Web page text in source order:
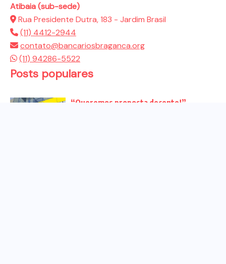
Atibaia (sub-sede)
Rua Presidente Dutra, 183 - Jardim Brasil
(11) 4412-2944
contato@bancariosbraganca.org
(11) 94286-5522
Posts populares
“Queremos proposta decente!”